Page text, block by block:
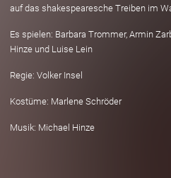
auf das shakespearesche Treiben im
Es spielen: Barbara Trommer, Armin
Hinze und Luise Lein
Regie: Volker Insel
Kostüme: Marlene Schröder
Musik: Michael Hinze